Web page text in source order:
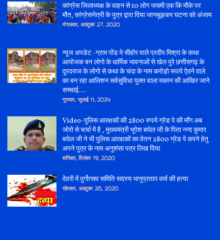
कांग्रेस जिलाध्यक्ष के वाहन से 10 लोग जख्मी एक कि मौके पर
मौत, कांग्रेसनेत्री के पुत्र द्वारा दिया जानबूझकर घटना को अंजाम
मंगलवार, अक्टूबर 27, 2020
न्यूज अपडेट -ग्राम पोंड मे सीहोर वाले प्रदीप मिश्रा के कथा
आयोजक बन लोगो के धार्मिक भावनाओं से खेल पुरे छत्तीसगढ़ के
दूरदराज के लोगो से कथा के चंदा के नाम करोड़ो रूपये ऐठने वाले
का बन रहा आलिशन सर्वसुविधा युक्त वाला मकान की आखिर जाने
सच्चाई....
गुरुवार, जुलाई 11, 2024
Video-पुलिस आरक्षकों की 2800 रुपये ग्रेड पे की माँग अब
जोरो से चर्चा में है , मुख्यमंत्री भूपेश बघेल जी के पिता नन्द कुमार
बघेल जी ने भी पुलिस आरक्षकों का वेतन 2800 ग्रेड पे करने हेतु
अपने पुत्र के नाम अनुशंसा पत्र लिख दिया
शनिवार, दिसंबर 19, 2020
देवरी में दुर्गोत्सव समिति सदस्य भानुप्रताप वर्मा की हत्या
सोमवार, अक्टूबर 26, 2020